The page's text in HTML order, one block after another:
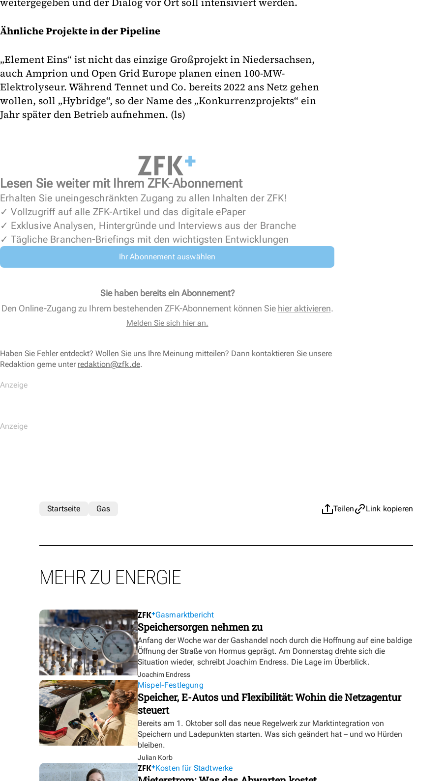
Ähnliche Projekte in der Pipeline
„Element Eins“ ist nicht das einzige Großprojekt in Niedersachsen,
auch Amprion und Open Grid Europe planen einen 100-MW-
Elektrolyseur. Während Tennet und Co. bereits 2022 ans Netz gehen
wollen, soll „Hybridge“, so der Name des „Konkurrenzprojekts“ ein
Jahr später den Betrieb aufnehmen. (ls)
Lesen Sie weiter mit Ihrem ZFK-Abonnement
Erhalten Sie uneingeschränkten Zugang zu allen Inhalten der ZFK!
✓ Vollzugriff auf alle ZFK-Artikel und das digitale ePaper
✓ Exklusive Analysen, Hintergründe und Interviews aus der Branche
✓ Tägliche Branchen-Briefings mit den wichtigsten Entwicklungen
Ihr Abonnement auswählen
Sie haben bereits ein Abonnement?
Den Online-Zugang zu Ihrem bestehenden ZFK-Abonnement können Sie hier aktivieren.
Melden Sie sich hier an.
Haben Sie Fehler entdeckt? Wollen Sie uns Ihre Meinung mitteilen? Dann kontaktieren Sie unsere
Redaktion gerne unter redaktion@zfk.de.
Teilen Link kopieren
Startseite Gas
MEHR ZU ENERGIE
Gasmarktbericht
Speichersorgen nehmen zu
Anfang der Woche war der Gashandel noch durch die Hoffnung auf eine baldige
Öffnung der Straße von Hormus geprägt. Am Donnerstag drehte sich die
Situation wieder, schreibt Joachim Endress. Die Lage im Überblick.
Joachim Endress
Mispel-Festlegung
Speicher, E-Autos und Flexibilität: Wohin die Netzagentur
steuert
Bereits am 1. Oktober soll das neue Regelwerk zur Marktintegration von
Speichern und Ladepunkten starten. Was sich geändert hat – und wo Hürden
bleiben.
Julian Korb
Kosten für Stadtwerke